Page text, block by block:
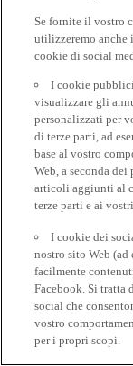
Se fornite il vostro
utilizzeremo
cookie di social
I cookie
visualizzare gli
personalizzati per
di terze parti, ad
base al vostro
Web, a seconda
articoli aggiunti al
terze parti e ai
I cookie dei
nostro sito Web
facilmente
Facebook. Si
social che
vostro
per i propri scopi.